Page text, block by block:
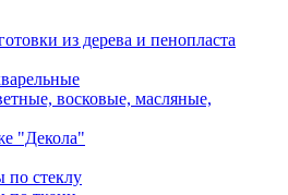
из дерева и пенопласта
восковые, масляные,
"Декола"
по стеклу